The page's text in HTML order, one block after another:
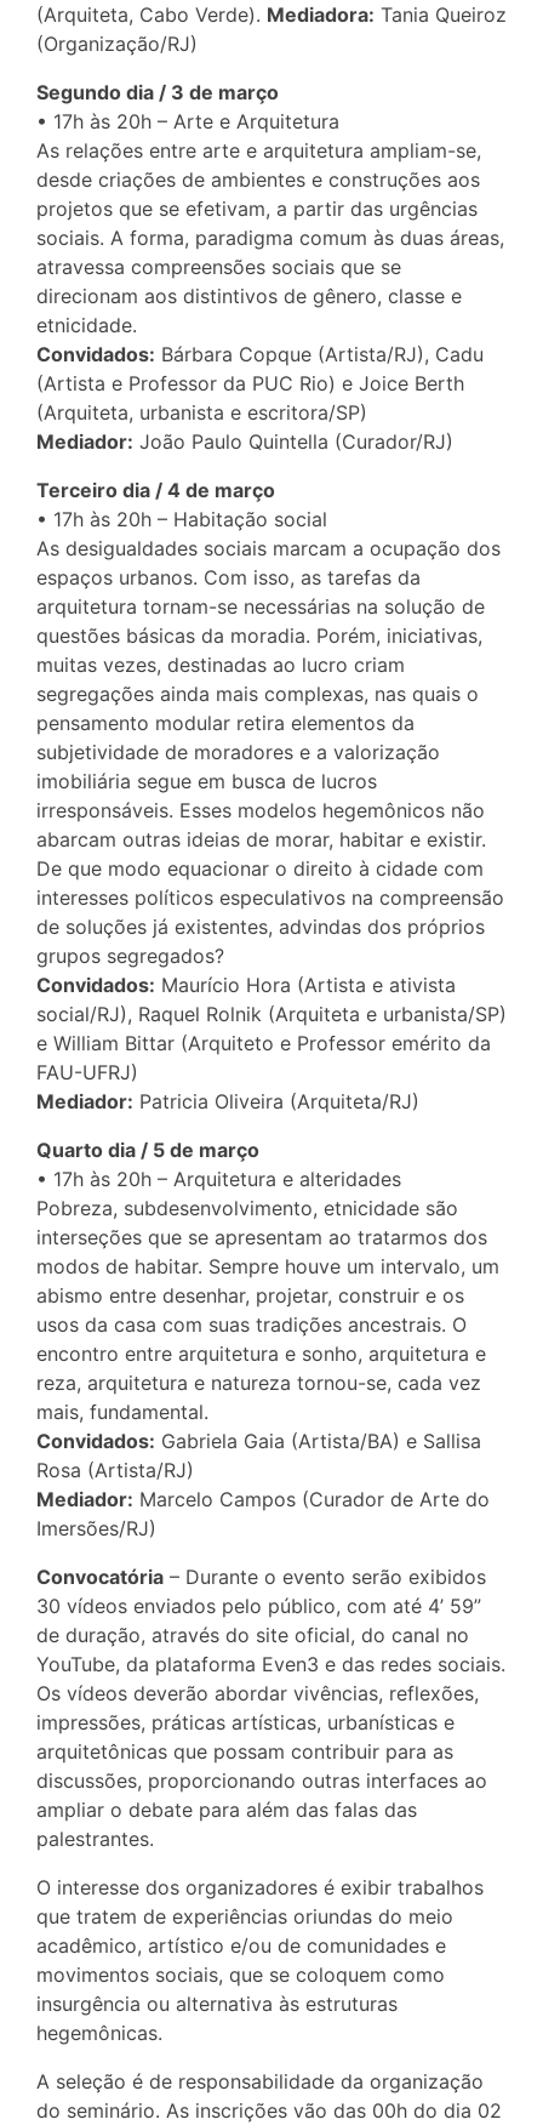
(Arquiteta, Cabo Verde). Mediadora: Tania Queiroz
(Organização/RJ)
Segundo dia / 3 de março
• 17h às 20h – Arte e Arquitetura
As relações entre arte e arquitetura ampliam-se,
desde criações de ambientes e construções aos
projetos que se efetivam, a partir das urgências
sociais. A forma, paradigma comum às duas áreas,
atravessa compreensões sociais que se
direcionam aos distintivos de gênero, classe e
etnicidade.
Convidados: Bárbara Copque (Artista/RJ), Cadu
(Artista e Professor da PUC Rio) e Joice Berth
(Arquiteta, urbanista e escritora/SP)
Mediador: João Paulo Quintella (Curador/RJ)
Terceiro dia / 4 de março
• 17h às 20h – Habitação social
As desigualdades sociais marcam a ocupação dos
espaços urbanos. Com isso, as tarefas da
arquitetura tornam-se necessárias na solução de
questões básicas da moradia. Porém, iniciativas,
muitas vezes, destinadas ao lucro criam
segregações ainda mais complexas, nas quais o
pensamento modular retira elementos da
subjetividade de moradores e a valorização
imobiliária segue em busca de lucros
irresponsáveis. Esses modelos hegemônicos não
abarcam outras ideias de morar, habitar e existir.
De que modo equacionar o direito à cidade com
interesses políticos especulativos na compreensão
de soluções já existentes, advindas dos próprios
grupos segregados?
Convidados: Maurício Hora (Artista e ativista
social/RJ), Raquel Rolnik (Arquiteta e urbanista/SP)
e William Bittar (Arquiteto e Professor emérito da
FAU-UFRJ)
Mediador: Patricia Oliveira (Arquiteta/RJ)
Quarto dia / 5 de março
• 17h às 20h – Arquitetura e alteridades
Pobreza, subdesenvolvimento, etnicidade são
interseções que se apresentam ao tratarmos dos
modos de habitar. Sempre houve um intervalo, um
abismo entre desenhar, projetar, construir e os
usos da casa com suas tradições ancestrais. O
encontro entre arquitetura e sonho, arquitetura e
reza, arquitetura e natureza tornou-se, cada vez
mais, fundamental.
Convidados: Gabriela Gaia (Artista/BA) e Sallisa
Rosa (Artista/RJ)
Mediador: Marcelo Campos (Curador de Arte do
Imersões/RJ)
Convocatória – Durante o evento serão exibidos
30 vídeos enviados pelo público, com até 4’ 59”
de duração, através do site oficial, do canal no
YouTube, da plataforma Even3 e das redes sociais.
Os vídeos deverão abordar vivências, reflexões,
impressões, práticas artísticas, urbanísticas e
arquitetônicas que possam contribuir para as
discussões, proporcionando outras interfaces ao
ampliar o debate para além das falas das
palestrantes.
O interesse dos organizadores é exibir trabalhos
que tratem de experiências oriundas do meio
acadêmico, artístico e/ou de comunidades e
movimentos sociais, que se coloquem como
insurgência ou alternativa às estruturas
hegemônicas.
A seleção é de responsabilidade da organização
do seminário. As inscrições vão das 00h do dia 02